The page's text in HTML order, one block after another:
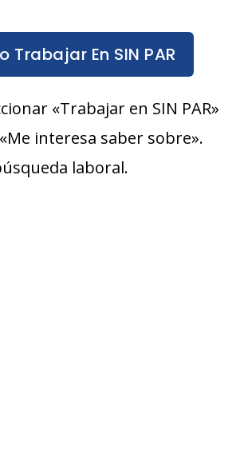
Trabajar En SIN PAR
«Trabajar en SIN PAR»
interesa saber sobre».
laboral.